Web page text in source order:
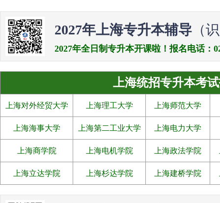
2027年上海专升本辅导 （
2027年全日制专升本开课啦！报名电话：
上海统招专升本考
上海对外经贸大学 上海理工大学 上海师范大学
上海海事大学 上海第二工业大学 上海电力大学
上海商学院 上海电机学院 上海政法学院
上海立达学院 上海杉达学院 上海建桥学院